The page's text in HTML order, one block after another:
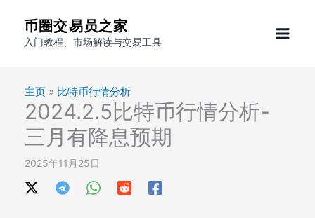
币圈交易员之家
入门教程、市场解读与交易工具
主页 » 比特币行情分析
2024.2.5比特币行情分析-
三月有降息预期
2025年11月25日